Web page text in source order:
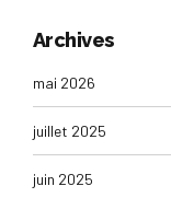
Archives
mai 2026
juillet 2025
juin 2025